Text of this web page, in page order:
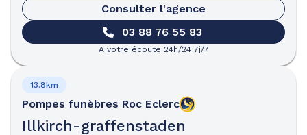
Consulter l'agence
03 88 76 55 83
A votre écoute 24h/24 7j/7
Pompes funèbres Roc Eclerc
Illkirch-graffenstaden
13.8km